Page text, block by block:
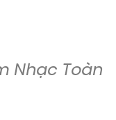
Nhạc Toàn